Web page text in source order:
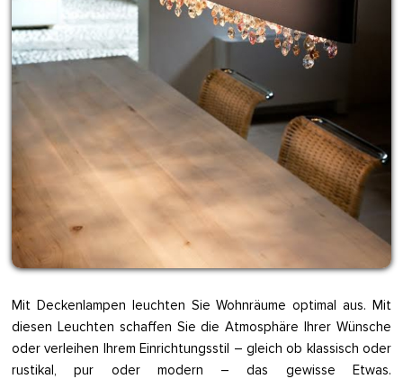
Mit Deckenlampen leuchten Sie Wohnräume optimal aus. Mit
diesen Leuchten schaffen Sie die Atmosphäre Ihrer Wünsche
oder verleihen Ihrem Einrichtungsstil – gleich ob klassisch oder
rustikal, pur oder modern – das gewisse Etwas.